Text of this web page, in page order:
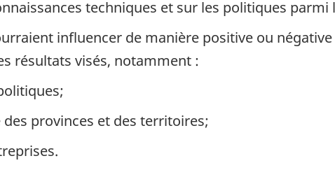
techniques et sur les politiques parmi
influencer de manière positive ou
résultats visés, notamment :
provinces et des territoires;